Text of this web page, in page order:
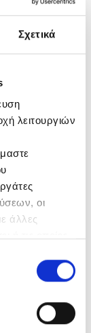
Σχετικά
λειτουργιών
οι
άλλες